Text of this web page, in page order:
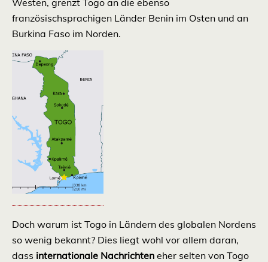
Westen, grenzt Togo an die ebenso
französischsprachigen Länder Benin im Osten und an
Burkina Faso im Norden.
Doch warum ist Togo in Ländern des globalen Nordens
so wenig bekannt? Dies liegt wohl vor allem daran,
dass internationale Nachrichten eher selten von Togo